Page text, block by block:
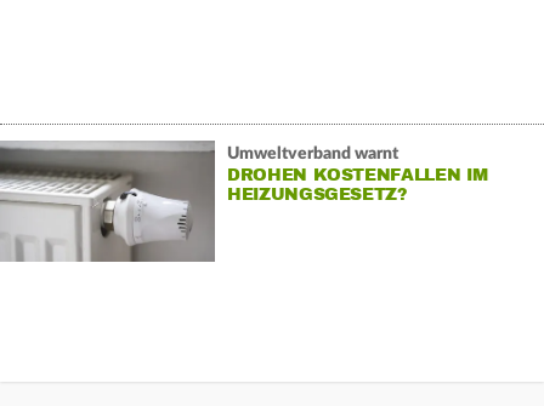
Umweltverband warnt
DROHEN KOSTENFALLEN IM
HEIZUNGSGESETZ?